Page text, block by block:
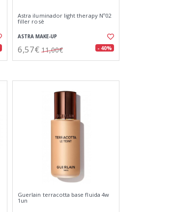
Astra iluminador light therapy Nº02
filler rosè
ASTRA MAKE-UP
6,57€ 11,00€ - 40%
Guerlain terracotta base fluida 4w
1un